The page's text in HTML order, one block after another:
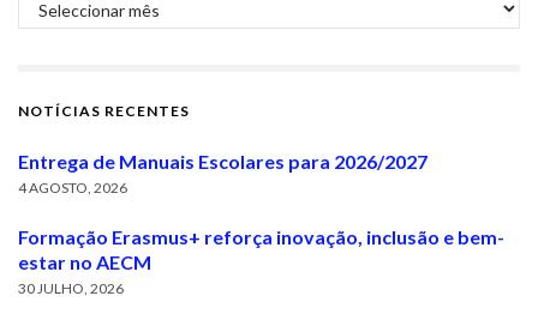
NOTÍCIAS RECENTES
Entrega de Manuais Escolares para 2026/2027
4 AGOSTO, 2026
Formação Erasmus+ reforça inovação, inclusão e bem-
estar no AECM
30 JULHO, 2026